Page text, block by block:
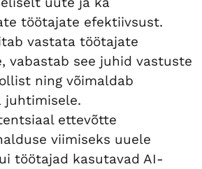
töötajate efektiivsust.
vastata töötajate
vabastab see juhid vastuste
ning võimaldab
juhtimisele.
ettevõtte
viimiseks uuele
töötajad kasutavad AI-